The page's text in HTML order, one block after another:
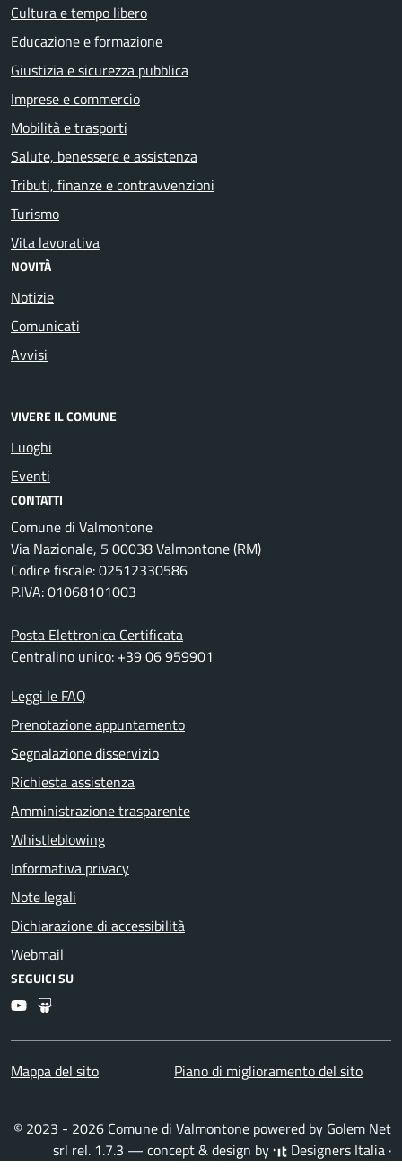
Cultura e tempo libero
Educazione e formazione
Giustizia e sicurezza pubblica
Imprese e commercio
Mobilità e trasporti
Salute, benessere e assistenza
Tributi, finanze e contravvenzioni
Turismo
Vita lavorativa
NOVITÀ
Notizie
Comunicati
Avvisi
VIVERE IL COMUNE
Luoghi
Eventi
CONTATTI
Comune di Valmontone
Via Nazionale, 5 00038 Valmontone (RM)
Codice fiscale: 02512330586
P.IVA: 01068101003
Posta Elettronica Certificata
Centralino unico: +39 06 959901
Leggi le FAQ
Prenotazione appuntamento
Segnalazione disservizio
Richiesta assistenza
Amministrazione trasparente
Whistleblowing
Informativa privacy
Note legali
Dichiarazione di accessibilità
Webmail
SEGUICI SU
YoutubeSlideshare
Mappa del sito Piano di miglioramento del sito
© 2023 - 2026 Comune di Valmontone powered by Golem Net
srl rel. 1.7.3 — concept & design by Designers Italia ·